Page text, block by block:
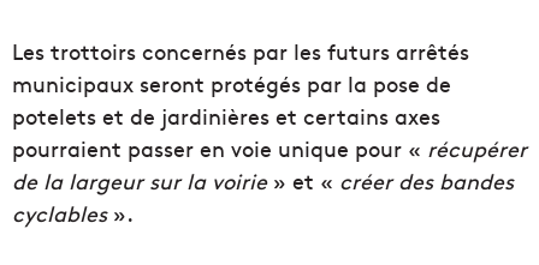
Les trottoirs concernés par les futurs arrêtés
municipaux seront protégés par la pose de
potelets et de jardinières et certains axes
pourraient passer en voie unique pour « récupérer
de la largeur sur la voirie» et « créer des bandes
cyclables».